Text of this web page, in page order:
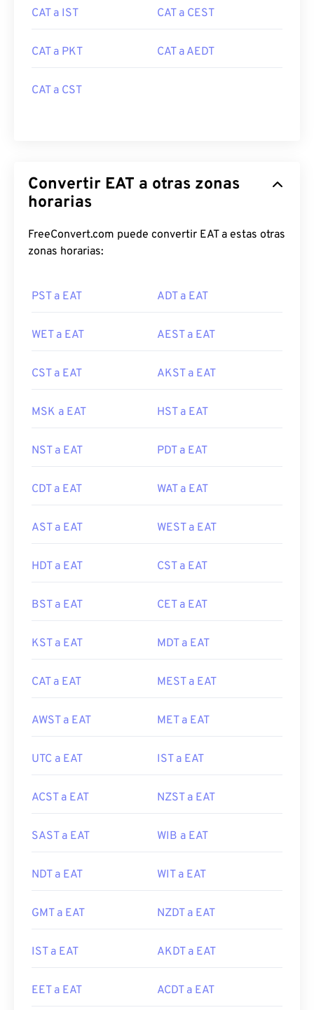
CAT a IST CAT a CEST
CAT a PKT CAT a AEDT
CAT a CST
Convertir EAT a otras zonas
horarias
FreeConvert.com puede convertir EAT a estas otras
zonas horarias:
PST a EAT ADT a EAT
WET a EAT AEST a EAT
CST a EAT AKST a EAT
MSK a EAT HST a EAT
NST a EAT PDT a EAT
CDT a EAT WAT a EAT
AST a EAT WEST a EAT
HDT a EAT CST a EAT
BST a EAT CET a EAT
KST a EAT MDT a EAT
CAT a EAT MEST a EAT
AWST a EAT MET a EAT
UTC a EAT IST a EAT
ACST a EAT NZST a EAT
SAST a EAT WIB a EAT
NDT a EAT WIT a EAT
GMT a EAT NZDT a EAT
IST a EAT AKDT a EAT
EET a EAT ACDT a EAT